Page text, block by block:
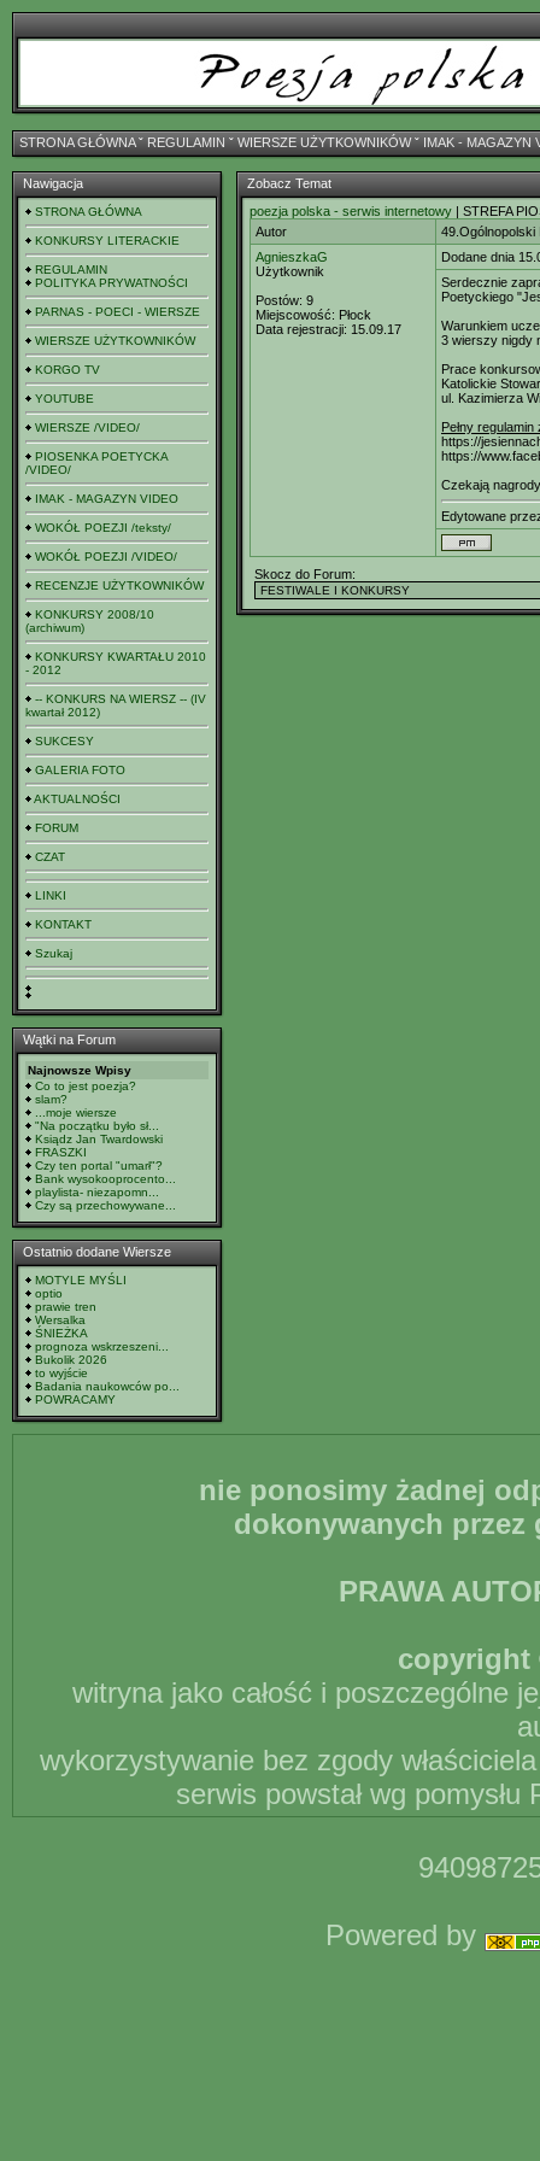
STRONA GŁÓWNAˇ REGULAMIN ˇ WIERSZE UŻYTKOWNIKÓWˇ IMAK - MAGAZYN
Nawigacja
STRONA GŁÓWNA
KONKURSY LITERACKIE
REGULAMIN
POLITYKA PRYWATNOŚCI
PARNAS - POECI - WIERSZE
WIERSZE UŻYTKOWNIKÓW
KORGO TV
YOUTUBE
WIERSZE /VIDEO/
PIOSENKA POETYCKA
/VIDEO/
IMAK - MAGAZYN VIDEO
WOKÓŁ POEZJI /teksty/
WOKÓŁ POEZJI /VIDEO/
RECENZJE UŻYTKOWNIKÓW
KONKURSY 2008/10
(archiwum)
KONKURSY KWARTAŁU 2010
- 2012
-- KONKURS NA WIERSZ -- (IV
kwartał 2012)
SUKCESY
GALERIA FOTO
AKTUALNOŚCI
FORUM
CZAT
LINKI
KONTAKT
Szukaj
Wątki na Forum
Najnowsze Wpisy
Co to jest poezja?
slam?
...moje wiersze
"Na początku było sł...
Ksiądz Jan Twardowski
FRASZKI
Czy ten portal "umarł"?
Bank wysokooprocento...
playlista- niezapomn...
Czy są przechowywane...
Ostatnio dodane Wiersze
MOTYLE MYŚLI
optio
prawie tren
Wersalka
ŚNIEŻKA
prognoza wskrzeszeni...
Bukolik 2026
to wyjście
Badania naukowców po...
POWRACAMY
Zobacz Temat
poezja polska - serwis internetowy | STREFA
Autor
AgnieszkaG
Użytkownik
Postów: 9
Miejscowość: Płock
Data rejestracji: 15.09.17
Dodane dnia
Serdecznie
Poetyckiego
Warunkiem
3 wierszy nigdy
Prace
Katolickie
ul. Kazimierza
Pełny
https://
https://
Czekają
Edytowane
Skocz do Forum:
nie ponosimy żadnej
dokonywanych
PRAWA
copyright
witryna jako całość i poszczególne
wykorzystywanie bez zgody
serwis powstał wg
Powered by